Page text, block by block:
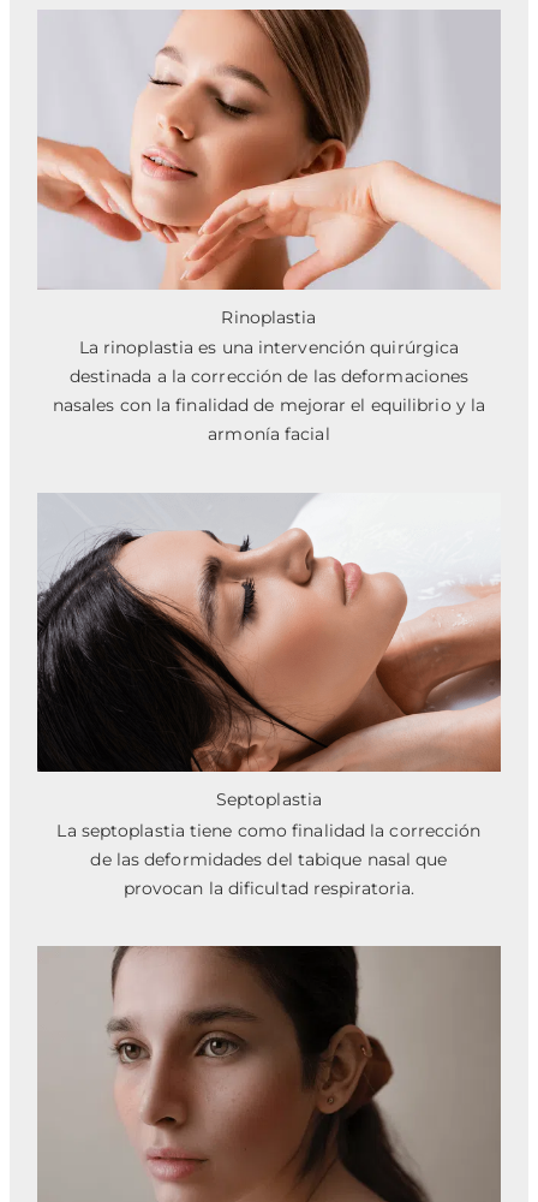
Rinoplastia
La rinoplastia es una intervención quirúrgica
destinada a la corrección de las deformaciones
nasales con la finalidad de mejorar el equilibrio y la
armonía facial
Septoplastia
La septoplastia tiene como finalidad la corrección
de las deformidades del tabique nasal que
provocan la dificultad respiratoria.